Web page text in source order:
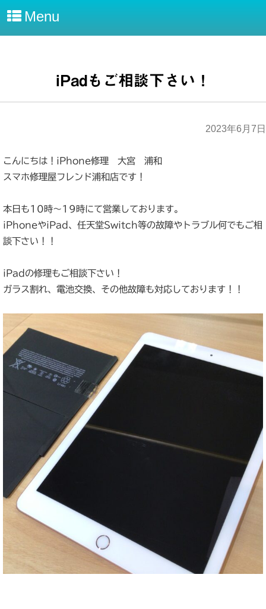
Menu
iPadもご相談下さい！
2023年6月7日
こんにちは！iPhone修理 大宮 浦和
スマホ修理屋フレンド浦和店です！
本日も10時～19時にて営業しております。
iPhoneやiPad、任天堂Switch等の故障やトラブル何でもご相
談下さい！！
iPadの修理もご相談下さい！
ガラス割れ、電池交換、その他故障も対応しております！！